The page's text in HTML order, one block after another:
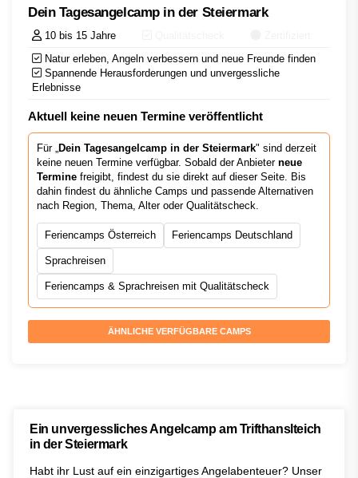
Dein Tagesangelcamp in der Steiermark
10 bis 15 Jahre
Natur erleben, Angeln verbessern und neue Freunde finden
Spannende Herausforderungen und unvergessliche
Erlebnisse
Aktuell keine neuen Termine veröffentlicht
Für „ Dein Tagesangelcamp in der Steiermark" sind derzeit
keine neuen Termine verfügbar. Sobald der Anbieter neue
Termine freigibt, findest du sie direkt auf dieser Seite. Bis
dahin findest du ähnliche Camps und passende Alternativen
nach Region, Thema, Alter oder Qualitätscheck.
Feriencamps Österreich Feriencamps Deutschland
Sprachreisen
Feriencamps & Sprachreisen mit Qualitätscheck
ÄHNLICHE VERFÜGBARE CAMPS
Ein unvergessliches Angelcamp am Trifthanslteich
in der Steiermark
Habt ihr Lust auf ein einzigartiges Angelabenteuer? Unser